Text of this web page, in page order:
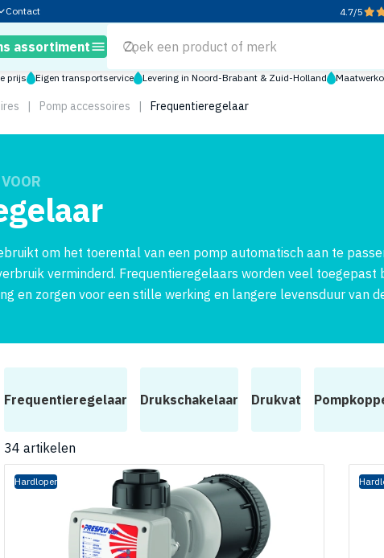
Contact 4.7/5
assortiment
prijs Eigen transportservice Levering in Noord-Brabant & Zuid-Holland
| Pomp accessoires | Frequentieregelaar
om het toerental van een pomp automatisch aan te
verminderd. Frequentieregelaars worden veel toegepast
en zorgen voor een stille werking en langere levensduur van
Frequentieregelaar Drukschakelaar Drukvat
34 artikelen
Hardloper